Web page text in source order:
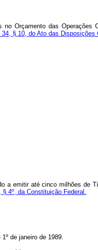
no Orçamento das
34, § 10, do Ato das Disposições
a emitir até cinco milhões de
§ 4º, da Constituição Federal.
de janeiro de 1989.